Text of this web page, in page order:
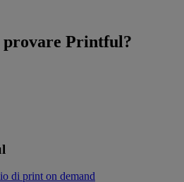
provare Printful?
di print on demand